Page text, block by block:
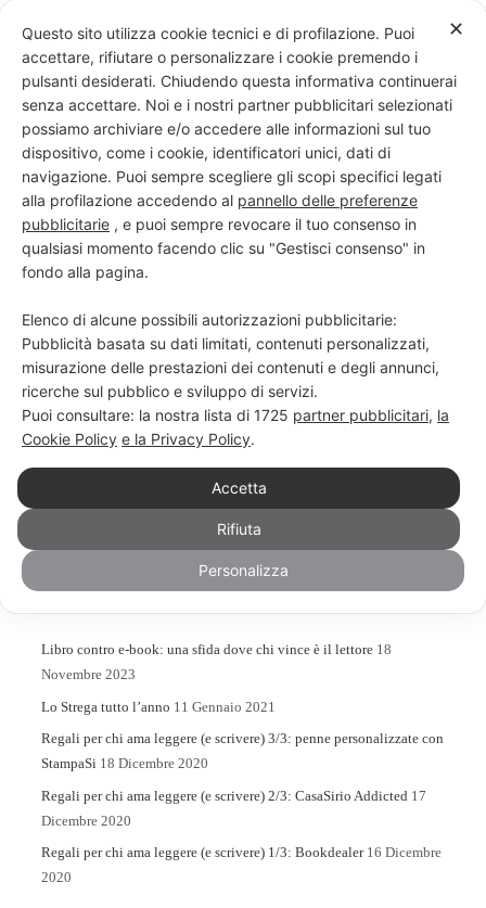
content
PROGETTO NERO SU BIANCO
Scuola di scrittura e creatività
Search
Libro contro e-book: una sfida dove chi vince è il lettore 18
Novembre 2023
Lo Strega tutto l’anno 11 Gennaio 2021
Regali per chi ama leggere (e scrivere) 3/3: penne personalizzate con
StampaSi 18 Dicembre 2020
Regali per chi ama leggere (e scrivere) 2/3: CasaSirio Addicted 17
Dicembre 2020
Regali per chi ama leggere (e scrivere) 1/3: Bookdealer 16 Dicembre
2020
✕
Questo sito utilizza cookie tecnici e di profilazione. Puoi
accettare, rifiutare o personalizzare i cookie premendo i
pulsanti desiderati. Chiudendo questa informativa continuerai
senza accettare. Noi e i nostri partner pubblicitari selezionati
possiamo archiviare e/o accedere alle informazioni sul tuo
dispositivo, come i cookie, identificatori unici, dati di
navigazione. Puoi sempre scegliere gli scopi specifici legati
alla profilazione accedendo al pannello delle preferenze
pubblicitarie , e puoi sempre revocare il tuo consenso in
qualsiasi momento facendo clic su "Gestisci consenso" in
fondo alla pagina.
Elenco di alcune possibili autorizzazioni pubblicitarie:
Pubblicità basata su dati limitati, contenuti personalizzati,
misurazione delle prestazioni dei contenuti e degli annunci,
ricerche sul pubblico e sviluppo di servizi.
Puoi consultare: la nostra lista di 1725 partner pubblicitari, la
Cookie Policy e la Privacy Policy.
Accetta
Rifiuta
Personalizza